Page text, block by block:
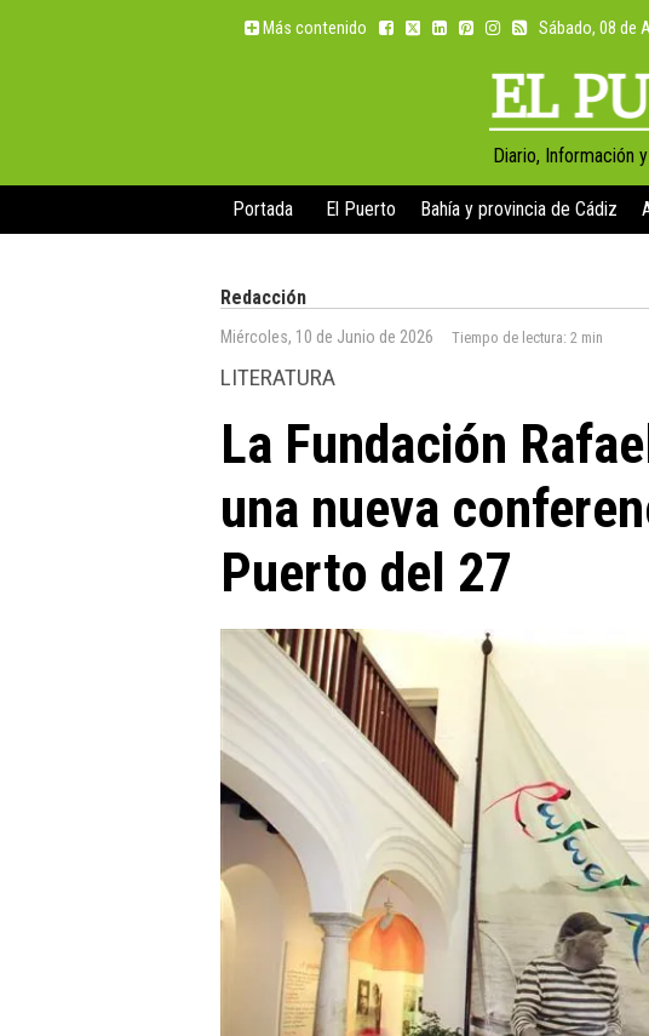
Más contenido Sábado, 08 de
Diario, Información
Portada El Puerto Bahía y provincia de Cádiz
Redacción
Miércoles, 10 de Junio de 2026 Tiempo de lectura: 2 min
LITERATURA
La Fundación
una nueva
Puerto del 27